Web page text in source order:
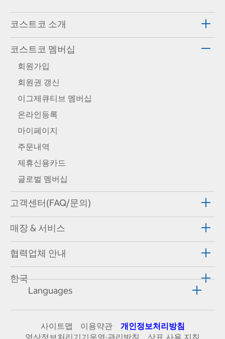
코스트코 소개
코스트코 멤버십
회원가입
회원권 갱신
이그제큐티브 멤버십
온라인등록
마이페이지
주문내역
제휴신용카드
글로벌 멤버십
고객센터(FAQ/문의)
매장 & 서비스
협력업체 안내
한국
Languages
사이트맵 이용약관
개인정보처리방침
영상정보처리기기운영·관리방침
상표 사용 지침